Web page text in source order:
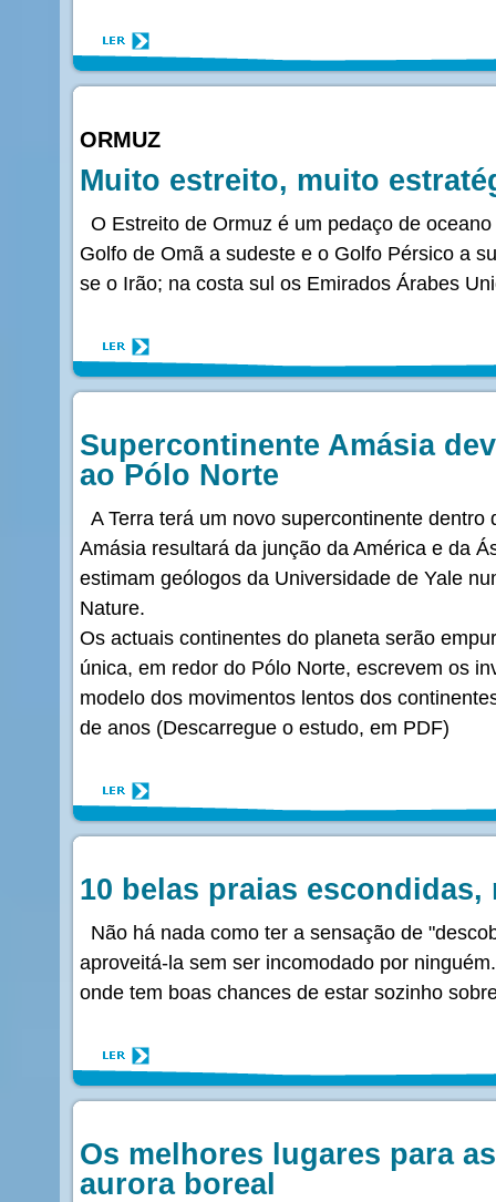
ORMUZ
Muito estreito, muito
O Estreito de Ormuz é um pedaço de
Golfo de Omã a sudeste e o Golfo Pérsico a
se o Irão; na costa sul os Emirados Árabes
Supercontinente Amásia
ao Pólo Norte
A Terra terá um novo supercontinente
Amásia resultará da junção da América e da
estimam geólogos da Universidade de Yale
Nature.
Os actuais continentes do planeta serão
única, em redor do Pólo Norte, escrevem os
modelo dos movimentos lentos dos
de anos (Descarregue o estudo, em PDF)
10 belas praias escondidas,
Não há nada como ter a sensação de
aproveitá-la sem ser incomodado por
onde tem boas chances de estar sozinho
Os melhores lugares para
aurora boreal